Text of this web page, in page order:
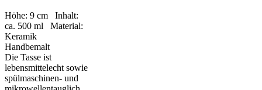
Höhe: 9 cm Inhalt:
ca. 500 ml Material:
Keramik
Handbemalt
Die Tasse ist
lebensmittelecht sowie
spülmaschinen- und